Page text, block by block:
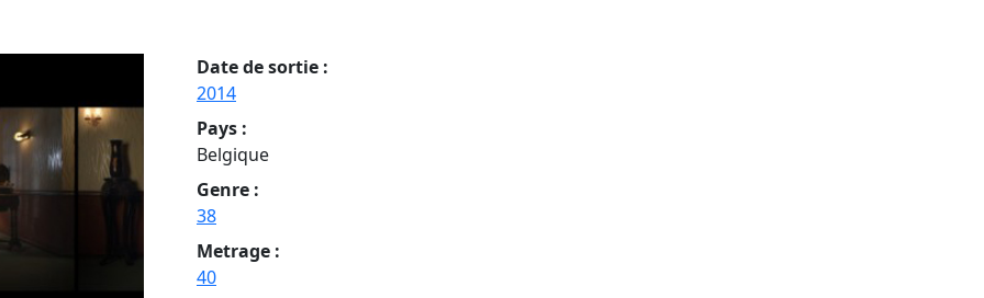
Date de sortie :
2014
Pays :
Belgique
Genre :
38
Metrage :
40